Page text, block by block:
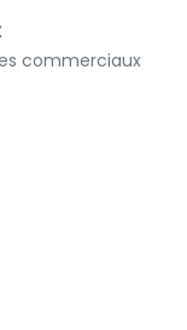
commerciaux